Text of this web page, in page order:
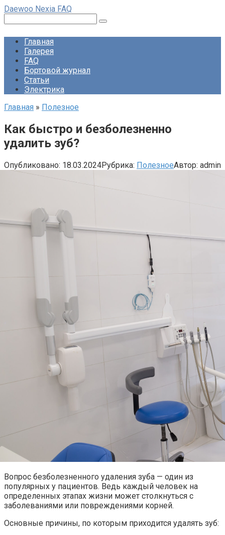
Перейти
контенту
Daewoo Nexia FAQ
Главная
Галерея
FAQ
Бортовой журнал
Статьи
Электрика
Главная » Полезное
Как быстро и безболезненно
удалить зуб?
Опубликовано: 18.03.2024Рубрика: ПолезноеАвтор: admin
Вопрос безболезненного удаления зуба — один из
популярных у пациентов. Ведь каждый человек на
определенных этапах жизни может столкнуться с
заболеваниями или повреждениями корней.
Основные причины, по которым приходится удалять зуб: